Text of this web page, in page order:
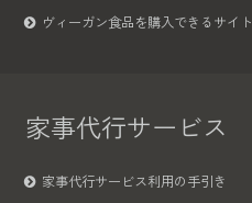
ヴィーガン食品を購入できるサイト
家事代行サービス
家事代行サービス利用の手引き